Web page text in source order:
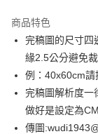
Apple Pay
街口支付
悠遊付
全盈+PAY
商品特色
完稿圖的尺寸四
緣2.5公分避免裁
例：40x60cm
完稿圖解析度一
做好是設定為
傳圖